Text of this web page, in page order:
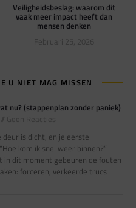
Veiligheidsbeslag: waarom dit
vaak meer impact heeft dan
mensen denken
Februari 25, 2026
U NIET MAG MISSEN
nu? (stappenplan zonder paniek)
Geen Reacties
deur is dicht, en je eerste
kom ik snel weer binnen?”
in dit moment gebeuren de fouten
forceren, verkeerde trucs